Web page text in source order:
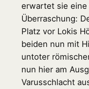
erwartet sie
Überraschung:
Platz vor Lokis
beiden nun mit
untoter
nun hier am
Varusschlacht